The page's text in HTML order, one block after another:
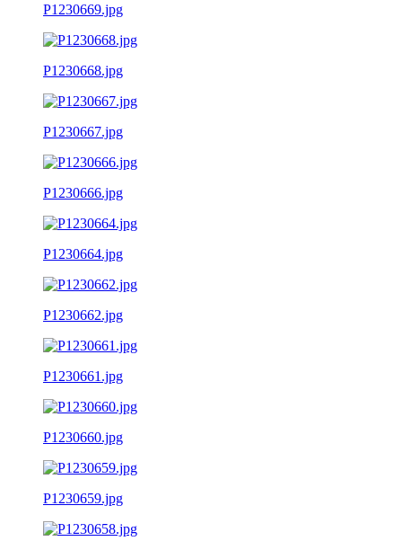
P1230669.jpg
P1230668.jpg
P1230667.jpg
P1230666.jpg
P1230664.jpg
P1230662.jpg
P1230661.jpg
P1230660.jpg
P1230659.jpg